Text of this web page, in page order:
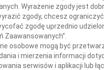
Pawłowi i
Wyrażenie zgody jest
zgody, chcesz
zgodę uprzednio
Zaawansowanych”.
osobowe mogą być
i mierzenia informacji
serwisów i aplikacji lub